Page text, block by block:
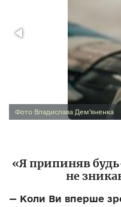
Фото Владислава Дем’яненка
«Я припиняв
не
— Коли Ви вперше